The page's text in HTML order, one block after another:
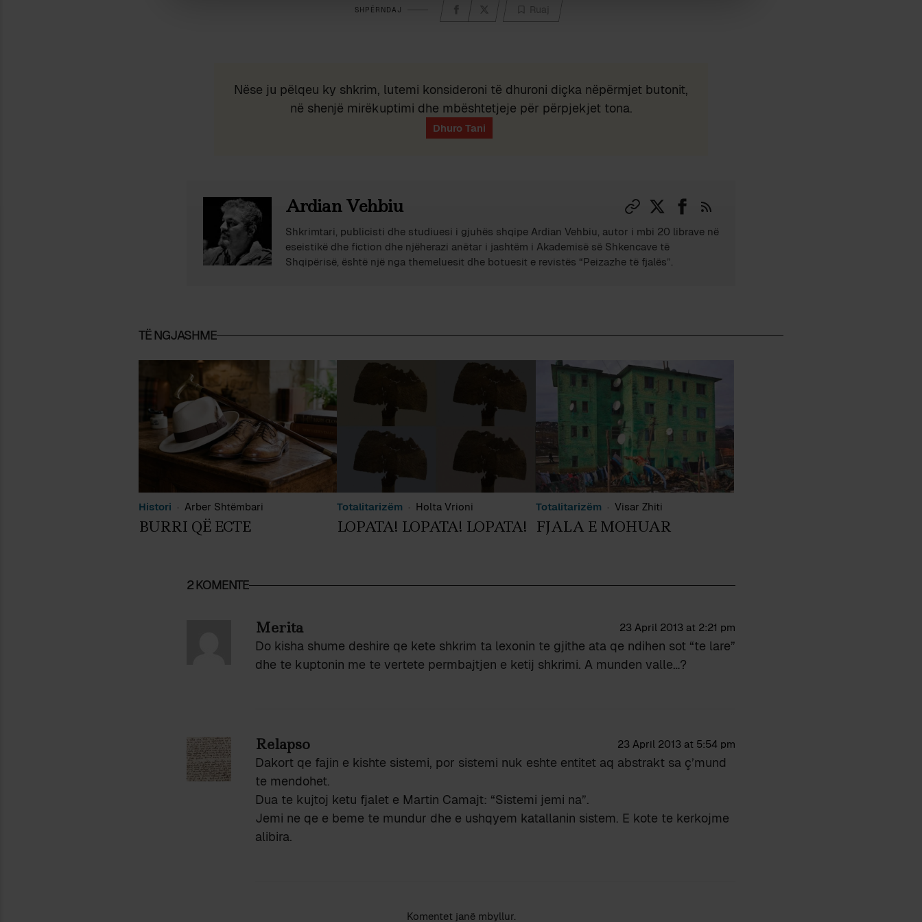
SHPËRNDAJ Ruaj
Nëse ju pëlqeu ky shkrim, lutemi konsideroni të dhuroni diçka nëpërmjet butonit,
në shenjë mirëkuptimi dhe mbështetjeje për përpjekjet tona.
Ardian Vehbiu
Shkrimtari, publicisti dhe studiuesi i gjuhës shqipe Ardian Vehbiu, autor i mbi 20 librave në
eseistikë dhe fiction dhe njëherazi anëtar i jashtëm i Akademisë së Shkencave të
Shqipërisë, është një nga themeluesit dhe botuesit e revistës “Peizazhe të fjalës”.
TË NGJASHME
Histori Arber Shtëmbari
BURRI QË ECTE
Totalitarizëm Holta Vrioni
LOPATA! LOPATA! LOPATA!
Totalitarizëm Visar Zhiti
FJALA E MOHUAR
2 KOMENTE
Merita 23 April 2013 at 2:21 pm
Do kisha shume deshire qe kete shkrim ta lexonin te gjithe ata qe ndihen sot “te lare”
dhe te kuptonin me te vertete permbajtjen e ketij shkrimi. A munden valle…?
Relapso 23 April 2013 at 5:54 pm
Dakort qe fajin e kishte sistemi, por sistemi nuk eshte entitet aq abstrakt sa ç’mund
te mendohet.
Dua te kujtoj ketu fjalet e Martin Camajt: “Sistemi jemi na”.
Jemi ne qe e beme te mundur dhe e ushqyem katallanin sistem. E kote te kerkojme
alibira.
Komentet janë mbyllur.